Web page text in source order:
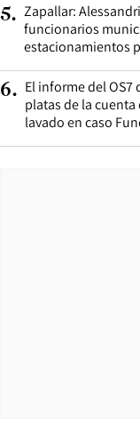
5. Zapallar:
funcionarios
estacionamientos
6. El informe del OS7
platas de la
lavado en caso